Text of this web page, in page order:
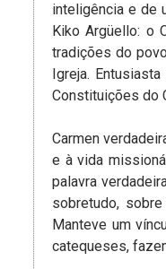
inteligência e de
Kiko Argüello: o
tradições do
Igreja.
Constituições do
Carmen
e à vida
palavra
sobretudo,
Manteve um
catequeses,